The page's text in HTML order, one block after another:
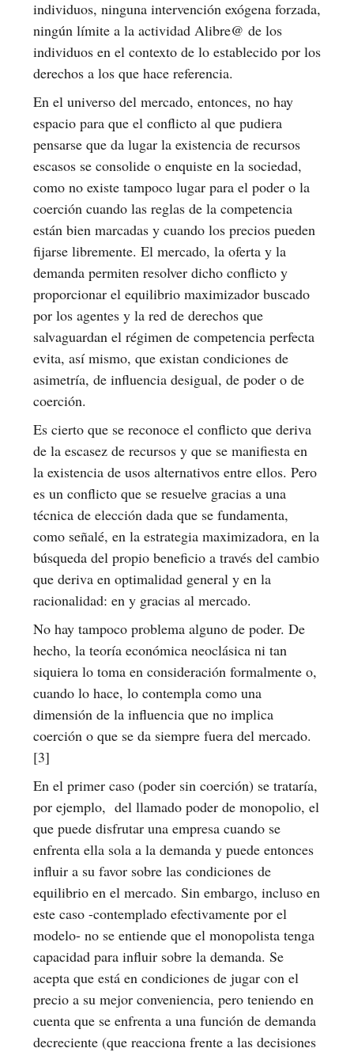
individuos, ninguna intervención exógena forzada,
ningún límite a la actividad Alibre@ de los
individuos en el contexto de lo establecido por los
derechos a los que hace referencia.
En el universo del mercado, entonces, no hay
espacio para que el conflicto al que pudiera
pensarse que da lugar la existencia de recursos
escasos se consolide o enquiste en la sociedad,
como no existe tampoco lugar para el poder o la
coerción cuando las reglas de la competencia
están bien marcadas y cuando los precios pueden
fijarse libremente. El mercado, la oferta y la
demanda permiten resolver dicho conflicto y
proporcionar el equilibrio maximizador buscado
por los agentes y la red de derechos que
salvaguardan el régimen de competencia perfecta
evita, así mismo, que existan condiciones de
asimetría, de influencia desigual, de poder o de
coerción.
Es cierto que se reconoce el conflicto que deriva
de la escasez de recursos y que se manifiesta en
la existencia de usos alternativos entre ellos. Pero
es un conflicto que se resuelve gracias a una
técnica de elección dada que se fundamenta,
como señalé, en la estrategia maximizadora, en la
búsqueda del propio beneficio a través del cambio
que deriva en optimalidad general y en la
racionalidad: en y gracias al mercado.
No hay tampoco problema alguno de poder. De
hecho, la teoría económica neoclásica ni tan
siquiera lo toma en consideración formalmente o,
cuando lo hace, lo contempla como una
dimensión de la influencia que no implica
coerción o que se da siempre fuera del mercado.
[3]
En el primer caso (poder sin coerción) se trataría,
por ejemplo, del llamado poder de monopolio, el
que puede disfrutar una empresa cuando se
enfrenta ella sola a la demanda y puede entonces
influir a su favor sobre las condiciones de
equilibrio en el mercado. Sin embargo, incluso en
este caso -contemplado efectivamente por el
modelo- no se entiende que el monopolista tenga
capacidad para influir sobre la demanda. Se
acepta que está en condiciones de jugar con el
precio a su mejor conveniencia, pero teniendo en
cuenta que se enfrenta a una función de demanda
decreciente (que reacciona frente a las decisiones